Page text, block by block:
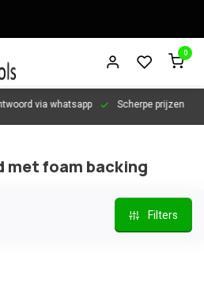
0
via whatsapp Scherpe prijzen
met foam backing
Filters